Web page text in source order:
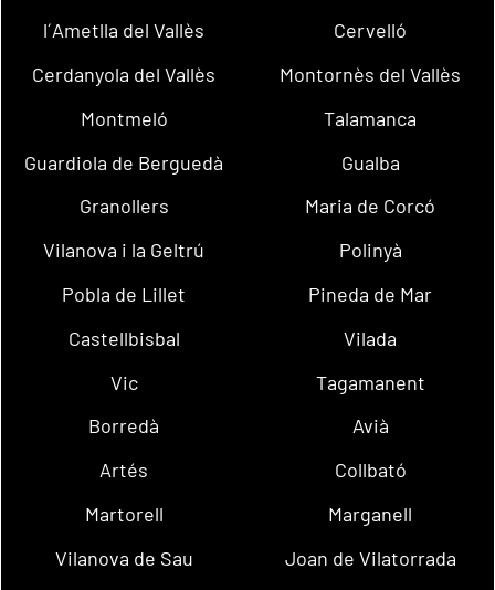
l´Ametlla del Vallès
Cervelló
Cerdanyola del Vallès
Montornès del Vallès
Montmeló
Talamanca
Guardiola de Berguedà
Gualba
Granollers
Maria de Corcó
Vilanova i la Geltrú
Polinyà
Pobla de Lillet
Pineda de Mar
Castellbisbal
Vilada
Vic
Tagamanent
Borredà
Avià
Artés
Collbató
Martorell
Marganell
Vilanova de Sau
Joan de Vilatorrada